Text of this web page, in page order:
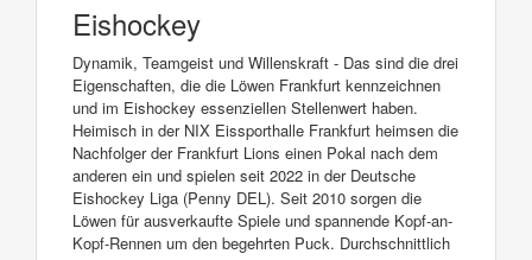
Eishockey
Dynamik, Teamgeist und Willenskraft - Das sind die drei
Eigenschaften, die die Löwen Frankfurt kennzeichnen
und im Eishockey essenziellen Stellenwert haben.
Heimisch in der NIX Eissporthalle Frankfurt heimsen die
Nachfolger der Frankfurt Lions einen Pokal nach dem
anderen ein und spielen seit 2022 in der Deutsche
Eishockey Liga (Penny DEL). Seit 2010 sorgen die
Löwen für ausverkaufte Spiele und spannende Kopf-an-
Kopf-Rennen um den begehrten Puck. Durchschnittlich